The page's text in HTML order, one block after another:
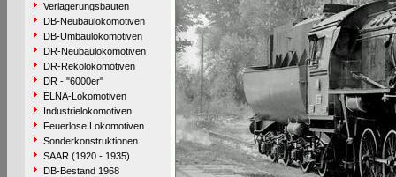
Verlagerungsbauten
DB-Neubaulokomotiven
DB-Umbaulokomotiven
DR-Neubaulokomotiven
DR-Rekolokomotiven
DR - "6000er"
ELNA-Lokomotiven
Industrielokomotiven
Feuerlose Lokomotiven
Sonderkonstruktionen
SAAR (1920 - 1935)
DB-Bestand 1968